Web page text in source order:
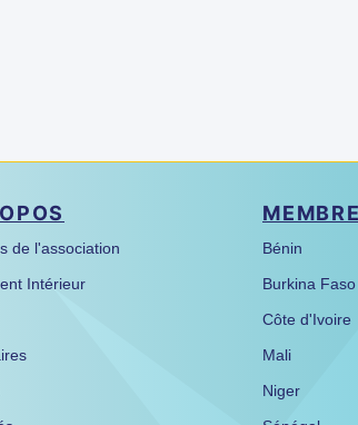
de l'association
Intérieur
Bénin
Burkina Faso
Côte d'Ivoire
Mali
Niger